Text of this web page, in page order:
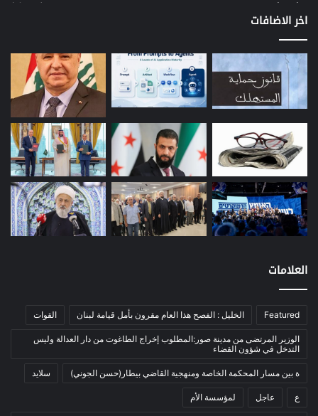
إقتصاد
(1٬040)
إعمار
(3)
بيئة
(16)
دراسة
(24)
(12)
مصارف
(168)
معادن
(1)
موازنة
(4)
نفط
(91)
اتصالات
(26)
الرئيسية
العالم العربي
المحكمة الخاصة
بيئة
أدب وشعر
إعلام
اخر الاضافات
العلامات
Featured الخليل : الفصح هذا العام مقرون بأمل قيامة لبنان القوات
الوزير المرتضى من مدينة صور:المطلوب إخراج الطاغوت من دار العدالة وليس
التدخل في شؤون القضاء
ة بين مسار المحكمة الخاصة ومنهجية القاضي بيطار(حسن الجوني) سلايد
ع عاجل لمؤسسة الأم